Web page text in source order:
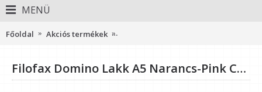
MENÜ
Főoldal Akciós termékek
Filofax Domino Lakk A5 Narancs-Pink Csíkos